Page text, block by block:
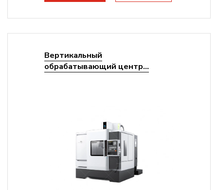
Вертикальный
обрабатывающий центр...